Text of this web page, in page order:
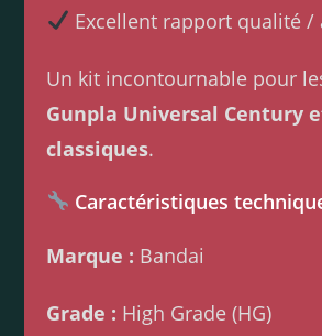
Excellent rapport qualité /
Un kit incontournable pour
Gunpla Universal Century
classiques.
Caractéristiques
Marque : Bandai
Grade : High Grade (HG)